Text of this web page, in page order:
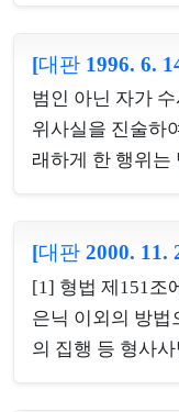
는 제3자가 증뢰
람에게 전달하였
정을 알면서 금품
고, 본죄의 주체
신의 공무원으로
의 직무에 관하여
을 알고 이를 전
면 제3자뇌물취득
[대판 1996. 6.
범인 아닌 자가
위사실을 진술하
래하게 한 행위는
[대판 2000. 11.
[1] 형법 제151조
은닉 이외의 방법
의 집행 등 형사